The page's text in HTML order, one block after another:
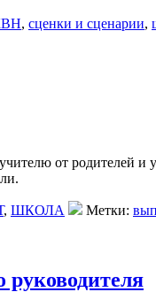
, сценки и сценарии,
от родителей и
, ШКОЛА Метки: